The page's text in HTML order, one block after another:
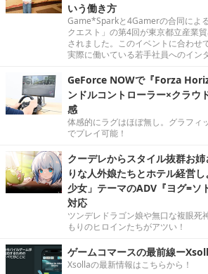
いう働き方
Game*Sparkと4Gamerの合同によ
クエスト」の第4回が東京都立産業
されました。このイベントに合わせ
実際に働いている若手社員へのイン
GeForce NOWで『Forza
ンドルコントローラー×クラウ
感
体感的にラグはほぼ無し。グラフィ
でプレイ可能！
クーデレからスタイル抜群お
りな人外娘たちとホテル経営
少女」テーマのADV『ヨグ=ソ
対応
ツンデレドラゴン娘や無口な複眼死
もりのヒロインたちがアツい！
ゲームコマースの最前線ー
Xsollaの最新情報はこちらから！